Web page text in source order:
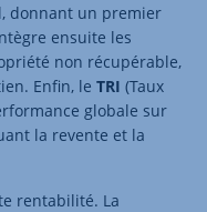
donnant un premier
ensuite les
non récupérable,
Enfin, le TRI (Taux
globale sur
la revente et la
rentabilité. La